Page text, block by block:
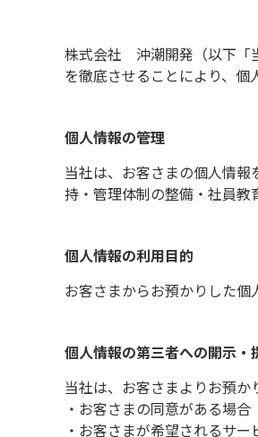
株式会社 沖潮開発（以下「
を徹底させることにより、個
個人情報の管理
当社は、お客さまの個人情
持・管理体制の整備・社員教
個人情報の利用目的
お客さまからお預かりした個
個人情報の第三者への開示・
当社は、お客さまよりお預か
・お客さまの同意がある場合
・お客さまが希望されるサ